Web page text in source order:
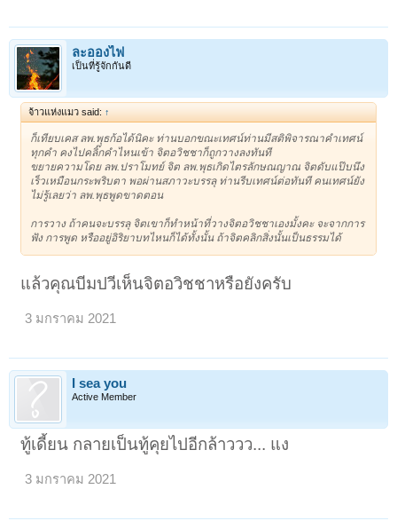
ละอองไฟ
เป็นที่รู้จักกันดี
จ้าวแห่งแมว said: ↑
ก็เทียบเคส ลพ.พุธก้อได้นิคะ ท่านบอกขณะเทศน์ท่านมีสติพิจารณาคำเทศน์
ทุกคำ คงไปคลิ๊กคำไหนเข้า จิตอวิชชาก็ถูกวางลงทันที
ขยายความโดย ลพ.ปราโมทย์ จิต ลพ.พุธเกิดไตรลักษณญาณ จิตดับแป๊บนึง
เร็วเหมือนกระพริบตา พอผ่านสภาวะบรรลุ ท่านรีบเทศน์ต่อทันที คนเทศน์ยัง
ไม่รู้เลยว่า ลพ.พุธพูดขาดตอน
การวาง ถ้าคนจะบรรลุ จิตเขาก็ทำหน้าที่วางจิตอวิชชาเองมั้งคะ จะจากการ
ฟัง การพูด หรืออยู่อิริยาบทไหนก็ได้ทั้งนั้น ถ้าจิตคลิกสิ่งนั้นเป็นธรรมได้
แล้วคุณบีมปวีเห็นจิตอวิชชาหรือยังครับ
3 มกราคม 2021
I sea you
Active Member
ทู้เดี้ยน กลายเป็นทู้คุยไปอีกล้าววว... แง
3 มกราคม 2021